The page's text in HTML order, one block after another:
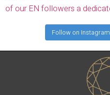
Follow on Instagram